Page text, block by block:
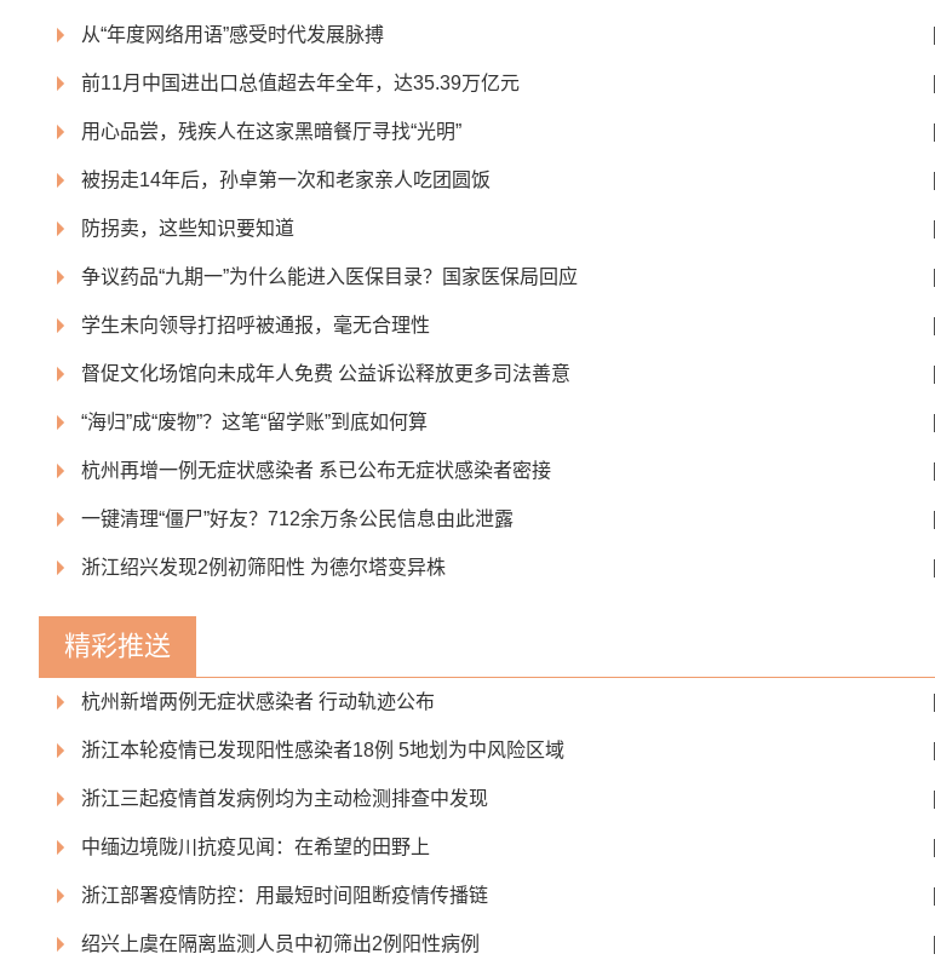
从“年度网络用语”感受时代发展脉搏
前11月中国进出口总值超去年全年，达35.39万亿元
用心品尝，残疾人在这家黑暗餐厅寻找“光明”
被拐走14年后，孙卓第一次和老家亲人吃团圆饭
防拐卖，这些知识要知道
争议药品“九期一”为什么能进入医保目录？国家医保局回应
学生未向领导打招呼被通报，毫无合理性
督促文化场馆向未成年人免费 公益诉讼释放更多司法善意
“海归”成“废物”？这笔“留学账”到底如何算
杭州再增一例无症状感染者 系已公布无症状感染者密接
一键清理“僵尸”好友？712余万条公民信息由此泄露
浙江绍兴发现2例初筛阳性 为德尔塔变异株
精彩推送
杭州新增两例无症状感染者 行动轨迹公布
浙江本轮疫情已发现阳性感染者18例 5地划为中风险区域
浙江三起疫情首发病例均为主动检测排查中发现
中缅边境陇川抗疫见闻：在希望的田野上
浙江部署疫情防控：用最短时间阻断疫情传播链
绍兴上虞在隔离监测人员中初筛出2例阳性病例